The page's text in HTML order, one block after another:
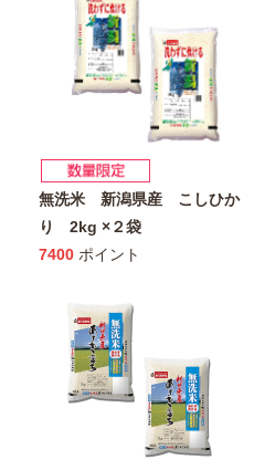
無洗米 新潟県産 こしひか
り 2kg ×２袋
7400 ポイント